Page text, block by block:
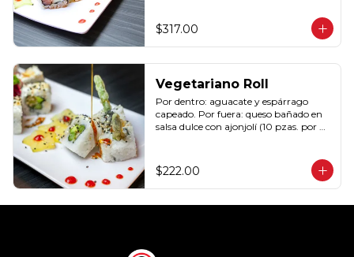
$317.00
Vegetariano Roll
Por dentro: aguacate y espárrago
capeado. Por fuera: queso bañado en
salsa dulce con ajonjolí (10 pzas. por
$222.00